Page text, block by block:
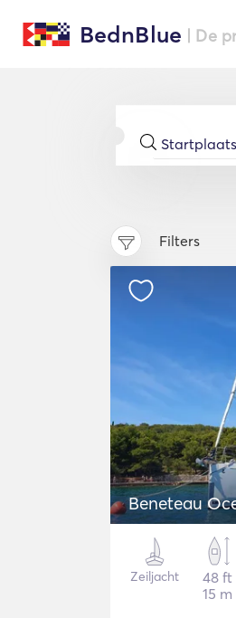
BednBlue | De
Filters
Beneteau
Zeiljacht
48 ft
15 m